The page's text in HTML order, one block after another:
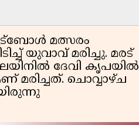
മത്സരം
യുവാവ് മരിച്ചു. മരട്
ദേവി കൃപയിൽ
ചൊവ്വാഴ്ച